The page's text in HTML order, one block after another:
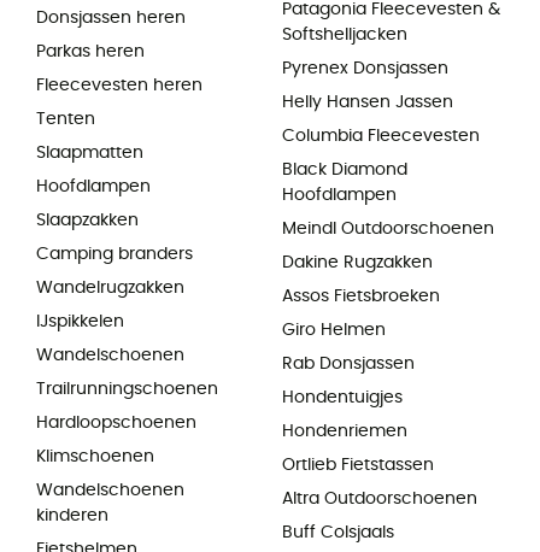
Donsjassen heren
Parkas heren
Fleecevesten heren
Tenten
Slaapmatten
Hoofdlampen
Slaapzakken
Camping branders
Wandelrugzakken
IJspikkelen
Wandelschoenen
Trailrunningschoenen
Hardloopschoenen
Klimschoenen
Wandelschoenen
kinderen
Patagonia Fleecevesten &
Softshelljacken
Pyrenex Donsjassen
Helly Hansen Jassen
Columbia Fleecevesten
Black Diamond
Hoofdlampen
Meindl Outdoorschoenen
Dakine Rugzakken
Assos Fietsbroeken
Giro Helmen
Rab Donsjassen
Hondentuigjes
Hondenriemen
Ortlieb Fietstassen
Altra Outdoorschoenen
Buff Colsjaals